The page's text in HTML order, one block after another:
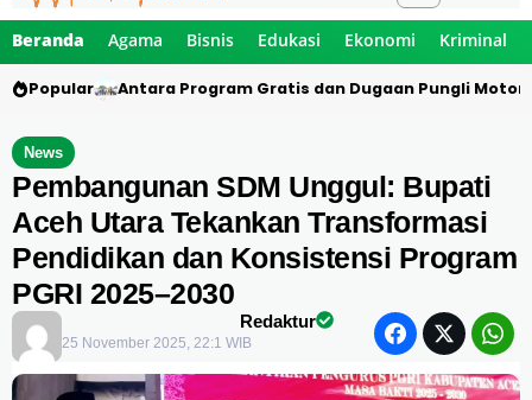
Beranda Agama Bisnis Edukasi Ekonomi Kriminal
Popular Jalan Rusak Jadi Warisan Puluhan Tahun,
News
Pembangunan SDM Unggul: Bupati
Aceh Utara Tekankan Transformasi
Pendidikan dan Konsistensi Program
PGRI 2025–2030
Redaktur
25 November 2025, 22:1 WIB